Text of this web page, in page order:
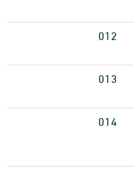
012
013
014